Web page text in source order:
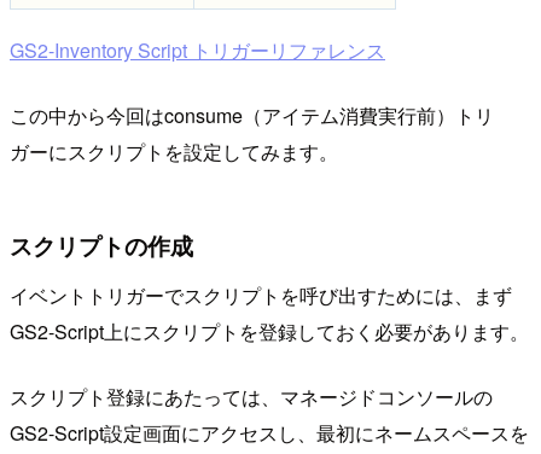
GS2-Inventory Script トリガーリファレンス
この中から今回はconsume（アイテム消費実行前）トリ
ガーにスクリプトを設定してみます。
スクリプトの作成
イベントトリガーでスクリプトを呼び出すためには、まず
GS2-Script上にスクリプトを登録しておく必要があります。
スクリプト登録にあたっては、マネージドコンソールの
GS2-Script設定画面にアクセスし、最初にネームスペースを